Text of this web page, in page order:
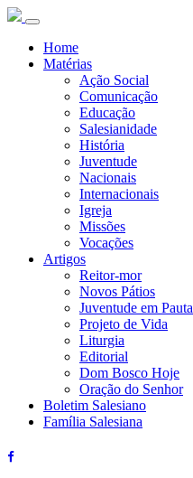
Home
Matérias
Ação Social
Comunicação
Educação
Salesianidade
História
Juventude
Nacionais
Internacionais
Igreja
Missões
Vocações
Artigos
Reitor-mor
Novos Pátios
Juventude em Pauta
Projeto de Vida
Liturgia
Editorial
Dom Bosco Hoje
Oração do Senhor
Boletim Salesiano
Família Salesiana